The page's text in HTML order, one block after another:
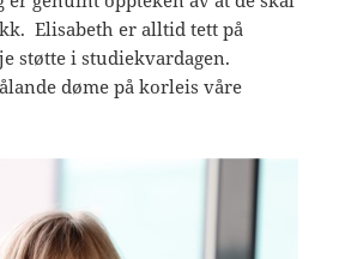
Elisabeth er alltid tett på
støtte i studiekvardagen.
døme på korleis våre